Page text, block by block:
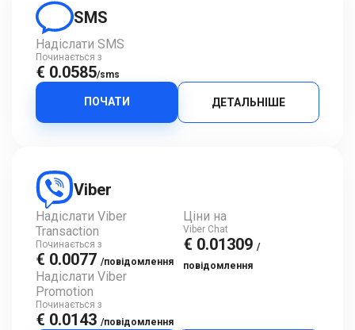
SMS
Надіслати SMS
Починається з
€ 0.0585/sms
ПОЧАТИ ДЕТАЛЬНІШЕ
Viber
Надіслати Viber
Transaction
Починається з
€ 0.0077 /повідомлення
Надіслати Viber
Promotion
Починається з
€ 0.0143 /повідомлення
Ціни на
Viber Chat
€ 0.01309 /
повідомлення